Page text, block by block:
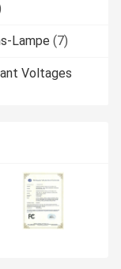
Lampe (7)
Voltages